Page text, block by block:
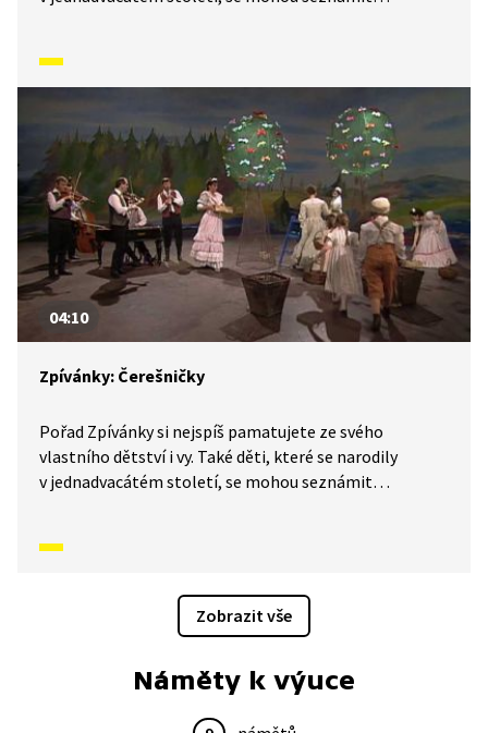
představíme písničky i dobový kontext, ve kterém
04:10
Zpívánky: Čerešničky
Pořad Zpívánky si nejspíš pamatujete ze svého
vlastního dětství i vy. Také děti, které se narodily
v jednadvacátém století, se mohou seznámit
představíme písničky i dobový kontext, ve kterém
Zobrazit vše
Náměty k výuce